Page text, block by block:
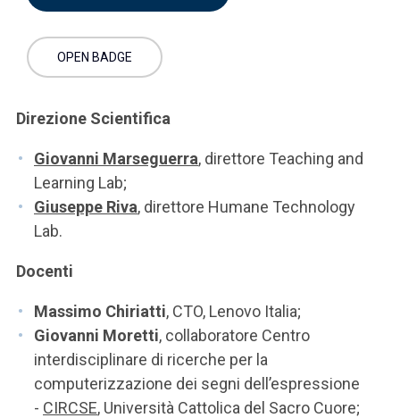
OPEN BADGE
Direzione Scientifica
Giovanni Marseguerra, direttore Teaching and
Learning Lab;
Giuseppe Riva, direttore Humane Technology
Lab.
Docenti
Massimo Chiriatti, CTO, Lenovo Italia;
Giovanni Moretti, collaboratore Centro
interdisciplinare di ricerche per la
computerizzazione dei segni dell’espressione
- CIRCSE, Università Cattolica del Sacro Cuore;